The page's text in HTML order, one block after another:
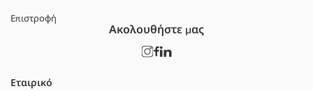
Επιστροφή
Εταιρικό
Ακολουθήστε μας